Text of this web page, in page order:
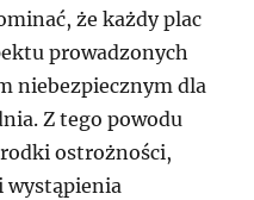
że każdy plac
prowadzonych
niebezpiecznym dla
Z tego powodu
ostrożności,
wystąpienia